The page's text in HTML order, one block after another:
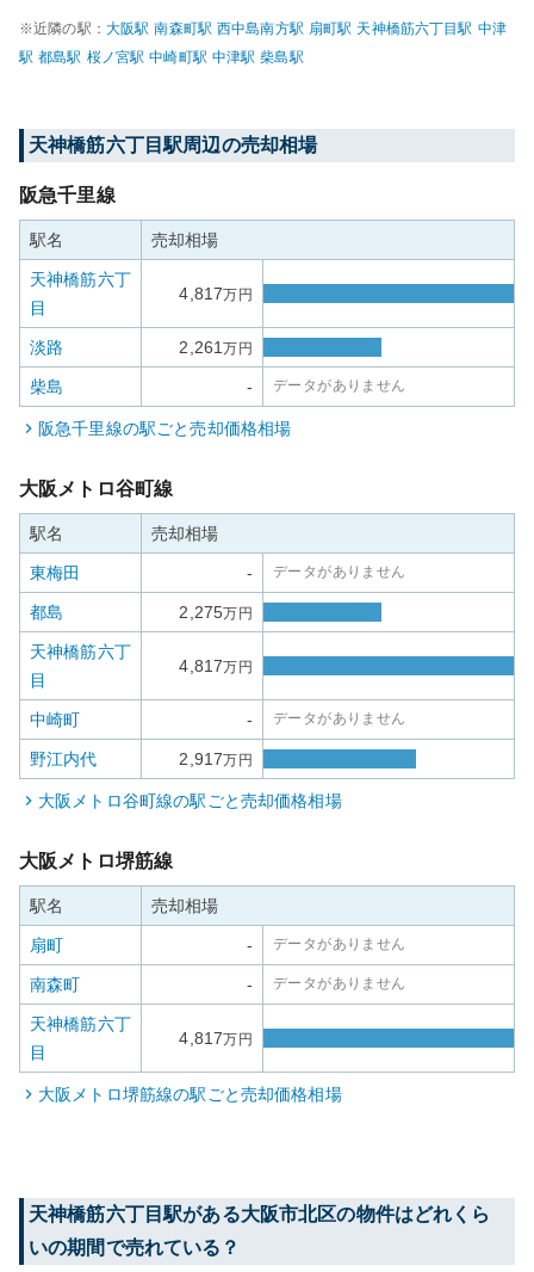
※近隣の駅： 大阪駅 南森町駅 西中島南方駅 扇町駅 天神橋筋六丁目駅 中津
駅 都島駅 桜ノ宮駅 中崎町駅 中津駅 柴島駅
天神橋筋六丁目駅周辺の売却相場
阪急千里線
駅名 売却相場
天神橋筋六丁
目
4,817万円
淡路 2,261万円
柴島 - データがありません
阪急千里線の駅ごと売却価格相場
大阪メトロ谷町線
駅名 売却相場
東梅田 - データがありません
都島 2,275万円
天神橋筋六丁
目
4,817万円
中崎町 - データがありません
野江内代 2,917万円
大阪メトロ谷町線の駅ごと売却価格相場
大阪メトロ堺筋線
駅名 売却相場
扇町 - データがありません
南森町 - データがありません
天神橋筋六丁
目
4,817万円
大阪メトロ堺筋線の駅ごと売却価格相場
天神橋筋六丁目駅がある大阪市北区の物件はどれくら
いの期間で売れている？